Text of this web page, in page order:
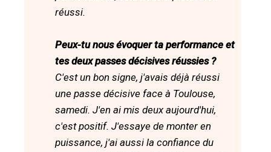
réussi.
Peux-tu nous évoquer ta performance et
tes deux passes décisives réussies ?
C'est un bon signe, j'avais déjà réussi
une passe décisive face à Toulouse,
samedi. J'en ai mis deux aujourd'hui,
c'est positif. J'essaye de monter en
puissance, j'ai aussi la confiance du